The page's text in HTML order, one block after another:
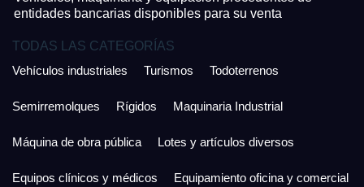
entidades bancarias disponibles para su venta
TODAS LAS CATEGORÍAS
Vehículos industriales
Turismos Todoterrenos
Semirremolques Rígidos Maquinaria Industrial
Máquina de obra pública Lotes y artículos diversos
Equipos clínicos y médicos Equipamiento oficina y comercial